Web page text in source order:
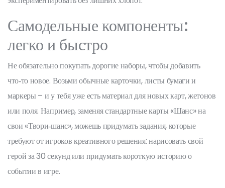
Самодельные компоненты:
легко и быстро
Не обязательно покупать дорогие наборы, чтобы добавить
что‑то новое. Возьми обычные карточки, листы бумаги и
маркеры – и у тебя уже есть материал для новых карт, жетонов
или поля. Например, заменяя стандартные карты «Шанс» на
свои «Твори‑шанс», можешь придумать задания, которые
требуют от игроков креативного решения: нарисовать свой
герой за 30 секунд или придумать короткую историю о
событии в игре.